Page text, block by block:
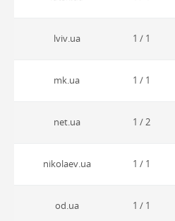
lviv.ua 1 / 1
mk.ua 1 / 1
net.ua 1 / 2
nikolaev.ua 1 / 1
od.ua 1 / 1